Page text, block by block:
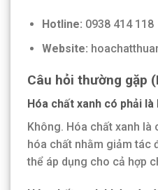
Hotline: 0938 414 118
Website:
Câu hỏi thường gặp
Hóa chất xanh có phải
Không. Hóa chất xanh là
hóa chất nhằm giảm tác
thể áp dụng cho cả hợp